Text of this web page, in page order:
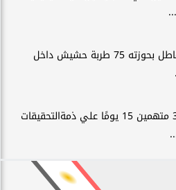
ضبط عاطل بحوزته 75 طربة حشيش داخل
حبس 3 متهمين 15 يومًا علي ذمةالتحقيقات